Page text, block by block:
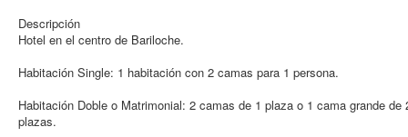
Descripción
Hotel en el centro de Bariloche.
Habitación Single: 1 habitación con 2 camas para 1 persona.
Habitación Doble o Matrimonial: 2 camas de 1 plaza o 1 cama grande de
plazas.